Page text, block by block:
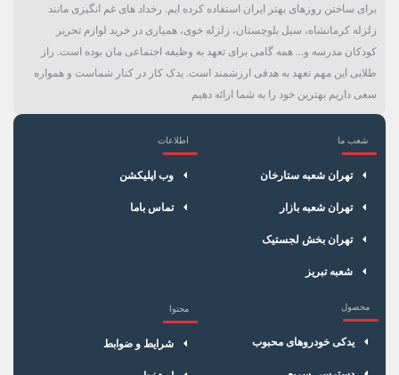
برای ساختن روزهای بهتر ایران استفاده کرده ایم. رخداد های غم انگیزی مانند
زلزله کرمانشاه، سیل بلوچستان، زلزله خوی، همیاری در خرید لوازم تحریر
کودکان مدرسه و... همه گامی برای تعهد به وظیفه اجتماعی مان بوده است. راز
طلایی این مهم تعهد به هدفی ارزشمند است. یدک کار در کنار شماست و همواره
سعی داریم بهترین خود را به شما ارائه دهیم
شعب ما
تهران شعبه ستارخان
تهران شعبه بازار
تهران بخش لجستیک
شعبه تبریز
اطلاعات
وب اپلیکشن
تماس باما
محصول
یدکی خودروهای محبوب
محتوا
شرایط و ضوابط
×